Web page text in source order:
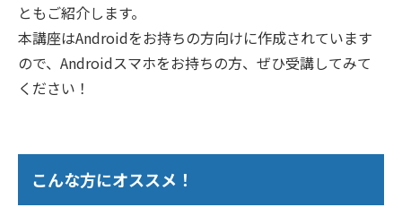
ともご紹介します。
本講座はAndroidをお持ちの方向けに作成されています
ので、Androidスマホをお持ちの方、ぜひ受講してみて
ください！
こんな方にオススメ！